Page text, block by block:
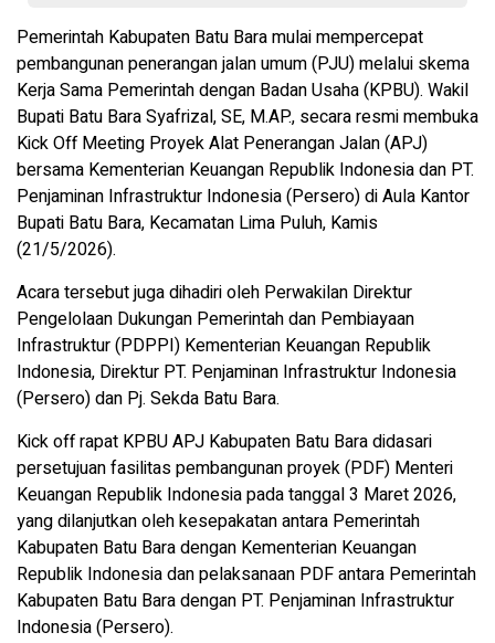
Pemerintah Kabupaten Batu Bara mulai mempercepat
pembangunan penerangan jalan umum (PJU) melalui skema
Kerja Sama Pemerintah dengan Badan Usaha (KPBU). Wakil
Bupati Batu Bara Syafrizal, SE, M.AP., secara resmi membuka
Kick Off Meeting Proyek Alat Penerangan Jalan (APJ)
bersama Kementerian Keuangan Republik Indonesia dan PT.
Penjaminan Infrastruktur Indonesia (Persero) di Aula Kantor
Bupati Batu Bara, Kecamatan Lima Puluh, Kamis
(21/5/2026).
Acara tersebut juga dihadiri oleh Perwakilan Direktur
Pengelolaan Dukungan Pemerintah dan Pembiayaan
Infrastruktur (PDPPI) Kementerian Keuangan Republik
Indonesia, Direktur PT. Penjaminan Infrastruktur Indonesia
(Persero) dan Pj. Sekda Batu Bara.
Kick off rapat KPBU APJ Kabupaten Batu Bara didasari
persetujuan fasilitas pembangunan proyek (PDF) Menteri
Keuangan Republik Indonesia pada tanggal 3 Maret 2026,
yang dilanjutkan oleh kesepakatan antara Pemerintah
Kabupaten Batu Bara dengan Kementerian Keuangan
Republik Indonesia dan pelaksanaan PDF antara Pemerintah
Kabupaten Batu Bara dengan PT. Penjaminan Infrastruktur
Indonesia (Persero).